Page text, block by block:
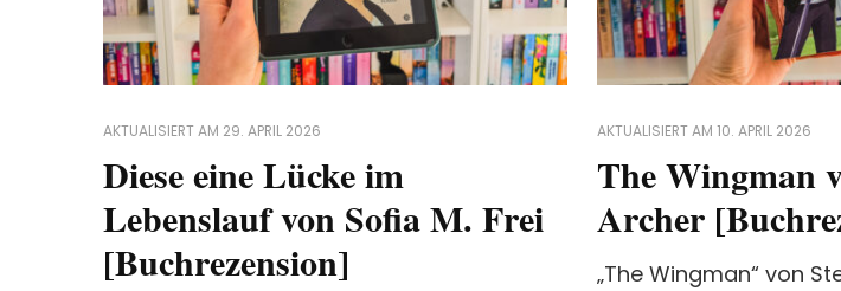
AKTUALISIERT AM 29. APRIL 2026
Diese eine Lücke im
Lebenslauf von Sofia M. Frei
[Buchrezension]
AKTUALISIERT AM 10. APRIL 2026
The Wingman
Archer
„The Wingman“ von